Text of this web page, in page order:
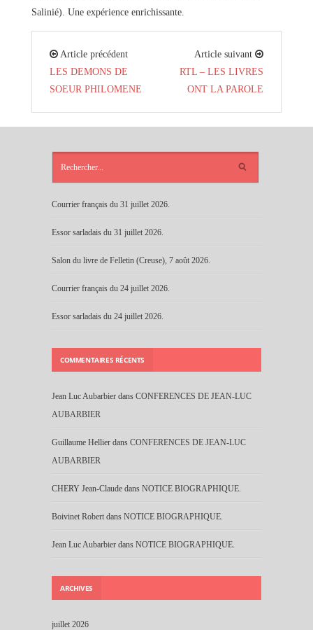
Salinié). Une expérience enrichissante.
Article précédent
LES DEMONS DE
SOEUR PHILOMENE
Article suivant
RTL – LES LIVRES
ONT LA PAROLE
Courrier français du 31 juillet 2026.
Essor sarladais du 31 juillet 2026.
Salon du livre de Felletin (Creuse), 7 août 2026.
Courrier français du 24 juillet 2026.
Essor sarladais du 24 juillet 2026.
COMMENTAIRES RÉCENTS
Jean Luc Aubarbier dans CONFERENCES DE JEAN-LUC
AUBARBIER
Guillaume Hellier dans CONFERENCES DE JEAN-LUC
AUBARBIER
CHERY Jean-Claude dans NOTICE BIOGRAPHIQUE.
Boivinet Robert dans NOTICE BIOGRAPHIQUE.
Jean Luc Aubarbier dans NOTICE BIOGRAPHIQUE.
ARCHIVES
juillet 2026